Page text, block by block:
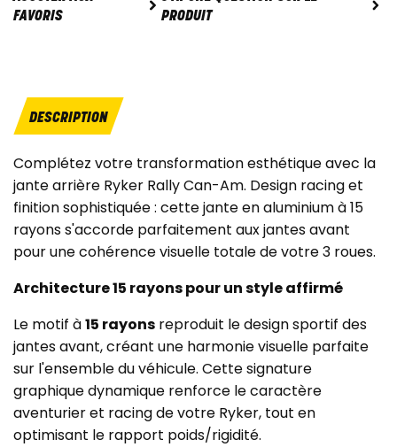
FAVORIS
PRODUIT
DESCRIPTION
Complétez votre transformation esthétique avec la
jante arrière Ryker Rally Can-Am. Design racing et
finition sophistiquée : cette jante en aluminium à 15
rayons s'accorde parfaitement aux jantes avant
pour une cohérence visuelle totale de votre 3 roues.
Architecture 15 rayons pour un style affirmé
Le motif à15 rayons reproduit le design sportif des
jantes avant, créant une harmonie visuelle parfaite
sur l'ensemble du véhicule. Cette signature
graphique dynamique renforce le caractère
aventurier et racing de votre Ryker, tout en
optimisant le rapport poids/rigidité.